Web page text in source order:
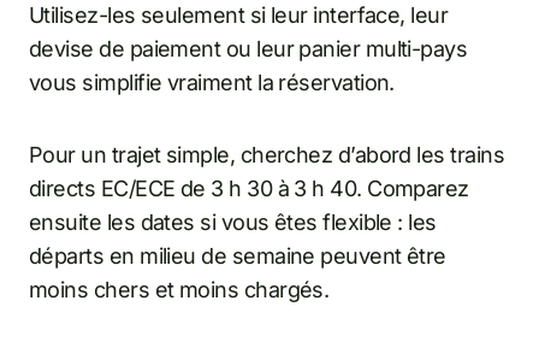
Utilisez-les seulement si leur interface, leur
devise de paiement ou leur panier multi-pays
vous simplifie vraiment la réservation.
Pour un trajet simple, cherchez d’abord les trains
directs EC/ECE de 3 h 30 à 3 h 40. Comparez
ensuite les dates si vous êtes flexible : les
départs en milieu de semaine peuvent être
moins chers et moins chargés.